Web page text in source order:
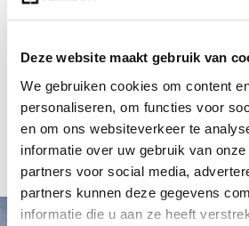
Deze website maakt gebruik van
We gebruiken cookies om content
personaliseren, om functies voor
en om ons websiteverkeer te
informatie over uw gebruik van
partners voor social media,
partners kunnen deze gegevens
informatie die u aan ze heeft
gewenste
& maak